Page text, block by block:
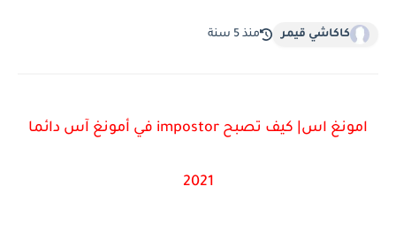
كاكاشي قيمر منذ 5 سنة
امونغ اس| كيف تصبح impostor في أمونغ آس دائما
2021